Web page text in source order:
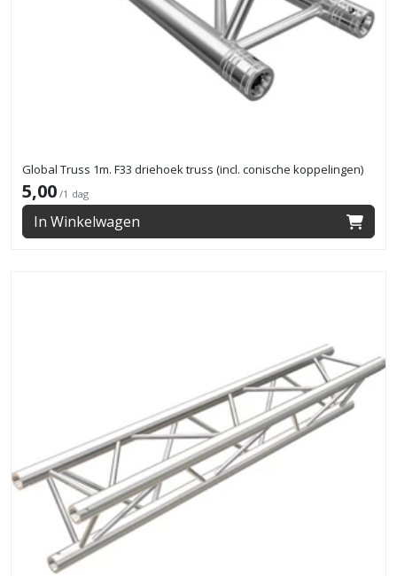
Global Truss 1m. F33 driehoek truss (incl. conische koppelingen)
5,00 /1 dag
In Winkelwagen